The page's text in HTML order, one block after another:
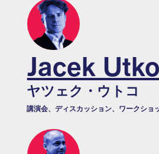
Jacek Utko
ヤツェク・ウトコ
講演会、ディスカッション、ワークショ